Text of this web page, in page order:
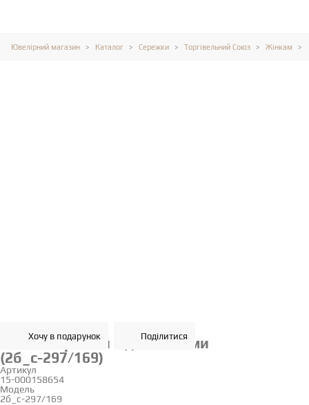
Ювелірний магазин Каталог Сережки Торгівельний Союз Жінкам
Хочу в подарунок Поділитися
Золоті сережки з діамантами
(2б_с-297/169)
Артикул
15-000158654
Модель
2б_с-297/169